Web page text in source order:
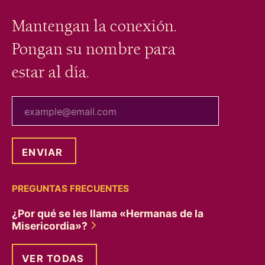
Mantengan la conexión.
Pongan su nombre para
estar al día.
PREGUNTAS FRECUENTES
¿Por qué se les llama «Hermanas de la
Misericordia»?
VER TODAS